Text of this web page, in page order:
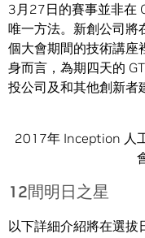
3月27日的賽事並非在
唯一方法。新創公司將
個大會期間的技術講座
身而言，為期四天的
投公司及和其他創新者
2017年 Inception 人
12間明日之星
以下詳細介紹將在選拔